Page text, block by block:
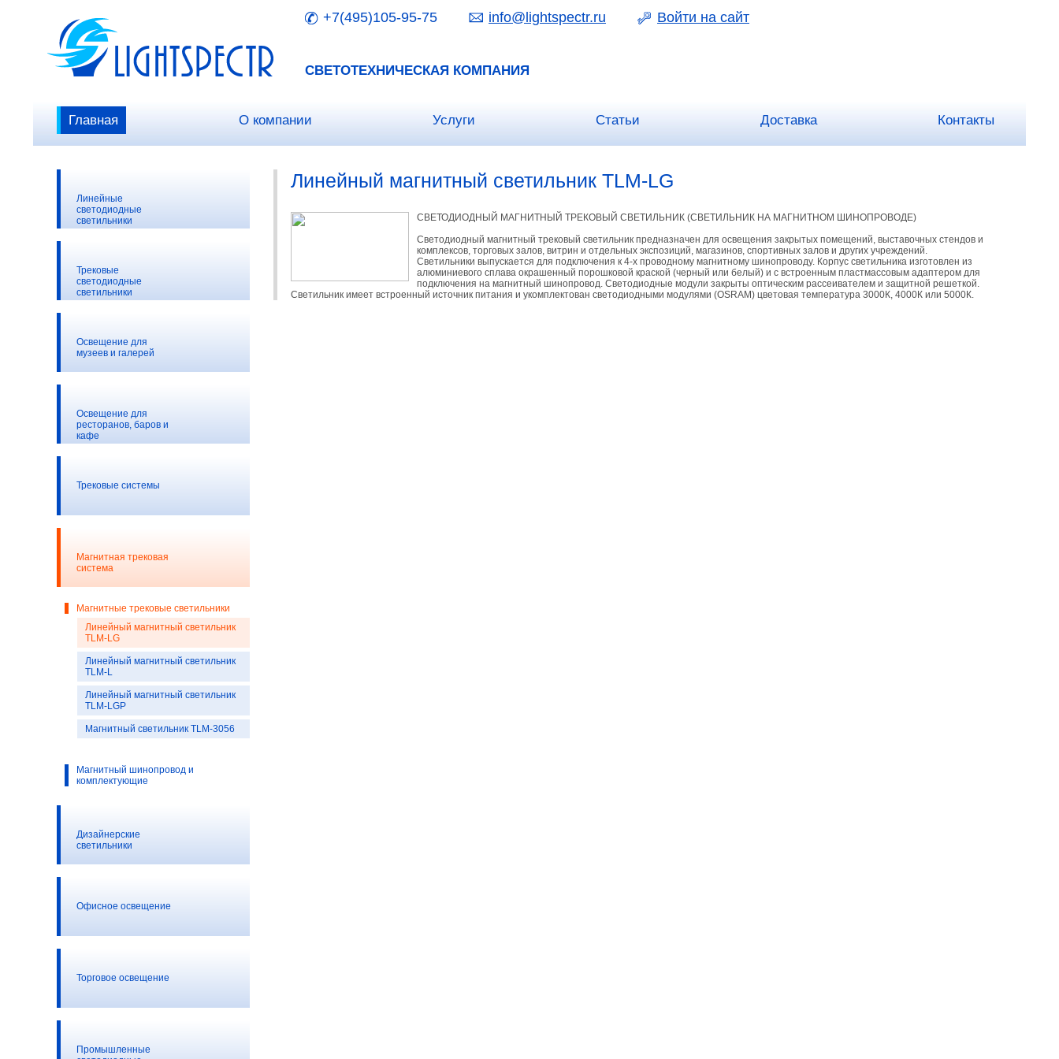
+7(495)105-95-75 info@lightspectr.ru
СВЕТОТЕХНИЧЕСКАЯ КОМПАНИЯ
Войти на сайт
Главная О компании Услуги Статьи Доставка Контакты
Линейный магнитный светильник TLM-LG
СВЕТОДИОДНЫЙ МАГНИТНЫЙ ТРЕКОВЫЙ СВЕТИЛЬНИК (СВЕТИЛЬНИК НА МАГНИТНОМ ШИНОПРОВОДЕ)
Светодиодный магнитный трековый светильник предназначен для освещения закрытых помещений, выставочных стендов и
комплексов, торговых залов, витрин и отдельных экспозиций, магазинов, спортивных залов и других учреждений.
Светильники выпускается для подключения к 4-х проводному магнитному шинопроводу. Корпус светильника изготовлен из
алюминиевого сплава окрашенный порошковой краской (черный или белый) и с встроенным пластмассовым адаптером для
подключения на магнитный шинопровод. Светодиодные модули закрыты оптическим рассеивателем и защитной решеткой.
Светильник имеет встроенный источник питания и укомплектован светодиодными модулями (OSRAM) цветовая температура 3000К, 4000К или 5000К.
Линейные
светодиодные
светильники
Трековые
светодиодные
светильники
Освещение для
музеев и галерей
Освещение для
ресторанов, баров и
кафе
Трековые системы
Магнитная трековая
система
Магнитные трековые светильники
Линейный магнитный светильник
TLM-LG
Линейный магнитный светильник
TLM-L
Линейный магнитный светильник
TLM-LGP
Магнитный светильник TLM-3056
Магнитный шинопровод и
комплектующие
Дизайнерские
светильники
Офисное освещение
Торговое освещение
Промышленные